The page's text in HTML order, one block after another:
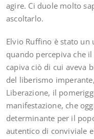
agire. Ci duole molto
ascoltarlo.
Elvio Ruffino è stato un
quando percepiva che
capiva ciò di cui aveva
del liberismo
Liberazione, il
manifestazione, che
determinante per il
autentico di conviviale